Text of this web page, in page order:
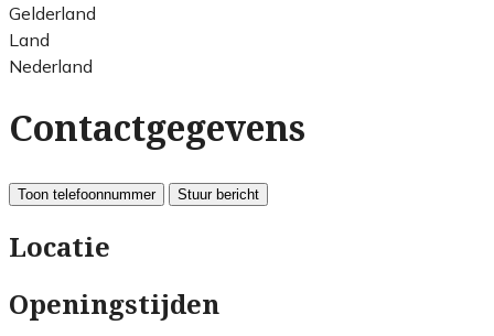
Gelderland
Land
Nederland
Contactgegevens
Toon telefoonnummer Stuur bericht
Locatie
Openingstijden